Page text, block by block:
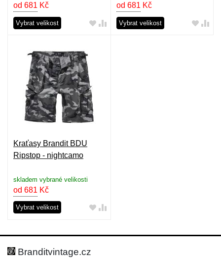
od 681 Kč
Vybrat velikost
od 681 Kč
Vybrat velikost
Kraťasy Brandit BDU
Ripstop - nightcamo
skladem vybrané velikosti
od 681 Kč
Vybrat velikost
Branditvintage.cz